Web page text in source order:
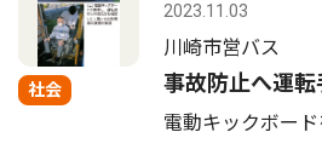
社会
2023.11.03
川崎市営バス
事故防止へ運転
電動キックボー